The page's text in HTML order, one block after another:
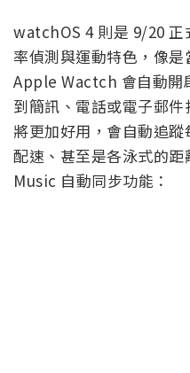
watchOS 4 則是 9/20 正
率偵測與運動特色，像是
Apple Wactch 會自動開
到簡訊、電話或電子郵
將更加好用，會自動追蹤
配速、甚至是各泳式的
Music 自動同步功能：